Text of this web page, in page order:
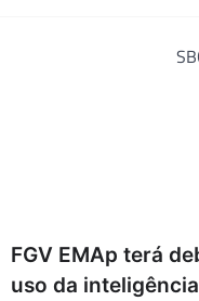
FGV EMAp terá
uso da